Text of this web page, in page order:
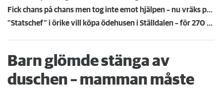
Fick chans på chans men tog inte emot hjälpen – nu vräks paret: ”Tragiskt"
”Statschef” i örike vill köpa ödehusen i Ställdalen – för 270 miljoner: Ska återställas i toppskick
Barn glömde stänga av
duschen – mamman måste